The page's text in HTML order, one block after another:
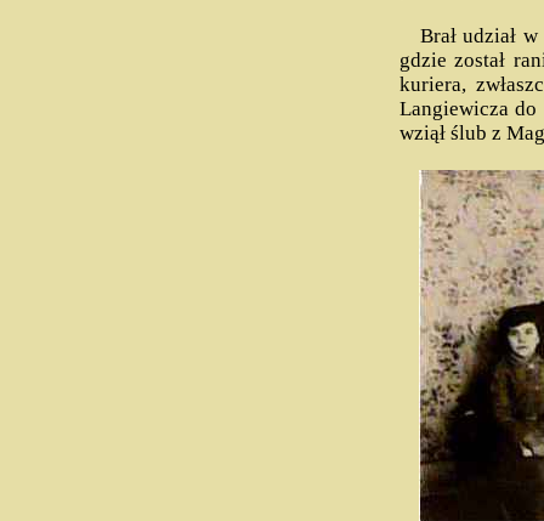
Brał udział
gdzie został
kuriera,
Langiewicza
wziął ślub z